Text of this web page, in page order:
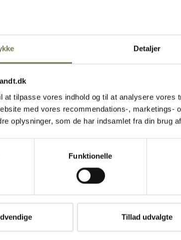
Detaljer
at tilpasse vores indhold og til at analysere vores
med vores recommendations-, marketings-
oplysninger, som de har indsamlet fra din brug
Funktionelle
Tillad udvalgte
Spildbakke, plast, 50 x 50 cm,
ass.